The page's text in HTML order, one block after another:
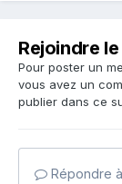
Rejoindre
Pour poster un
vous avez un
publier dans ce
Répondre